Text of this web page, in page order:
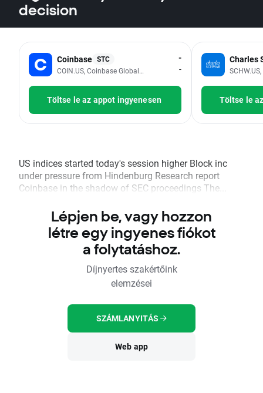
decision
Coinbase STC
COIN.US, Coinbase Global Inc - Class A
-
-
Töltse le az appot ingyenesen
Charles
Töltse le
US indices started today's session higher Block inc
under pressure from Hindenburg Research report
Coinbase in the shadow of SEC proceedings The...
Lépjen be, vagy hozzon
létre egy ingyenes fiókot
a folytatáshoz.
Díjnyertes szakértőink
elemzései
SZÁMLANYITÁS
Web app